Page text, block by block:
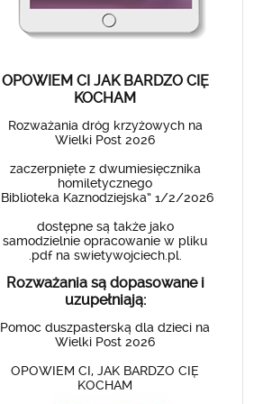
OPOWIEM CI JAK BARDZO CIĘ
KOCHAM
Rozważania dróg krzyżowych na
Wielki Post 2026
zaczerpnięte z dwumiesięcznika
homiletycznego
„Biblioteka Kaznodziejska” 1/2/2026
dostępne są także jako
samodzielnie opracowanie w pliku
.pdf na swietywojciech.pl.
Rozważania są dopasowane i
uzupełniają:
Pomoc duszpasterską dla dzieci na
Wielki Post 2026
OPOWIEM CI, JAK BARDZO CIĘ
KOCHAM